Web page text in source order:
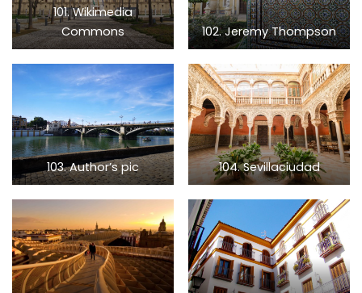
101. Wikimedia
Commons
102. Jeremy Thompson
103. Author’s pic 104. Sevillaciudad